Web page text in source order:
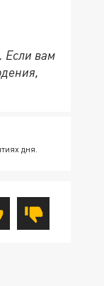
. Если вам
дня.